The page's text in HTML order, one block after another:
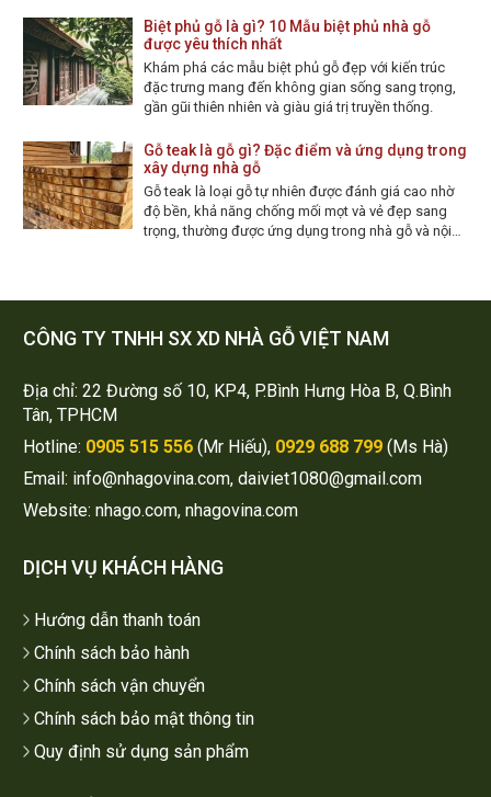
Biệt phủ gỗ là gì? 10 Mẫu biệt phủ nhà gỗ
được yêu thích nhất
Khám phá các mẫu biệt phủ gỗ đẹp với kiến trúc
đặc trưng mang đến không gian sống sang trọng,
gần gũi thiên nhiên và giàu giá trị truyền thống.
Gỗ teak là gỗ gì? Đặc điểm và ứng dụng trong
xây dựng nhà gỗ
Gỗ teak là loại gỗ tự nhiên được đánh giá cao nhờ
độ bền, khả năng chống mối mọt và vẻ đẹp sang
trọng, thường được ứng dụng trong nhà gỗ và nội
CÔNG TY TNHH SX XD NHÀ GỖ VIỆT NAM
Địa chỉ: 22 Đường số 10, KP4, P.Bình Hưng Hòa B, Q.Bình
Tân, TPHCM
Hotline: 0905 515 556(Mr Hiếu), 0929 688 799(Ms Hà)
Email: info@nhagovina.com, daiviet1080@gmail.com
Website: nhago.com, nhagovina.com
DỊCH VỤ KHÁCH HÀNG
Hướng dẫn thanh toán
Chính sách bảo hành
Chính sách vận chuyển
Chính sách bảo mật thông tin
Quy định sử dụng sản phẩm